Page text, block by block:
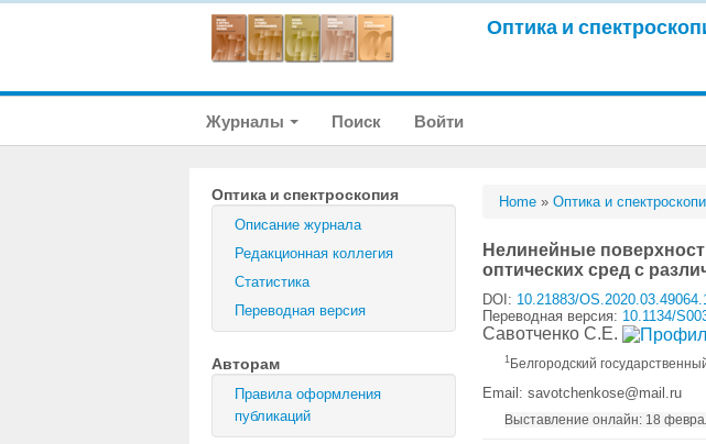
Оптика и
Журналы Поиск Войти
Оптика и спектроскопия
Описание журнала
Редакционная коллегия
Статистика
Переводная версия
Авторам
Правила оформления
публикаций
Home »Оптика и
Нелинейные
оптических сред с
DOI: 10.21883/
Переводная версия: 10.1134/
Савотченко С.Е.
1 Белгородский
Email: savotchenkose@mail.ru
Выставление онлайн: 18